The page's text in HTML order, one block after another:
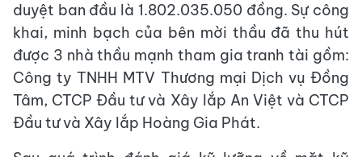
duyệt ban đầu là 1.802.035.050 đồng. Sự công
khai, minh bạch của bên mời thầu đã thu hút
được 3 nhà thầu mạnh tham gia tranh tài gồm:
Công ty TNHH MTV Thương mại Dịch vụ Đồng
Tâm, CTCP Đầu tư và Xây lắp An Việt và CTCP
Đầu tư và Xây lắp Hoàng Gia Phát.